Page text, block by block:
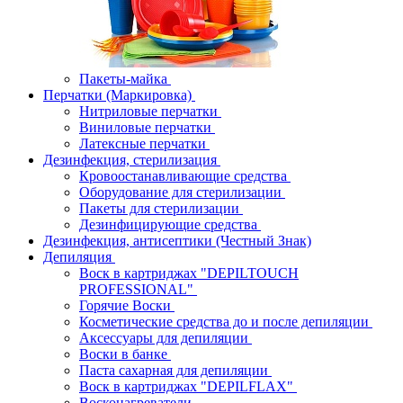
Пакеты-майка
Перчатки (Маркировка)
Нитриловые перчатки
Виниловые перчатки
Латексные перчатки
Дезинфекция, стерилизация
Кровоостанавливающие средства
Оборудование для стерилизации
Пакеты для стерилизации
Дезинфицирующие средства
Дезинфекция, антисептики (Честный Знак)
Депиляция
Воск в картриджах "DEPILTOUCH
PROFESSIONAL"
Горячие Воски
Косметические средства до и после депиляции
Аксессуары для депиляции
Воски в банке
Паста сахарная для депиляции
Воск в картриджах "DEPILFLAX"